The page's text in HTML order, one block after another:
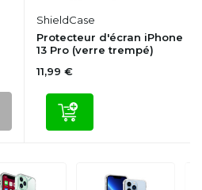
ShieldCase
Protecteur d'écran iPhone
13 Pro (verre trempé)
11,99 €